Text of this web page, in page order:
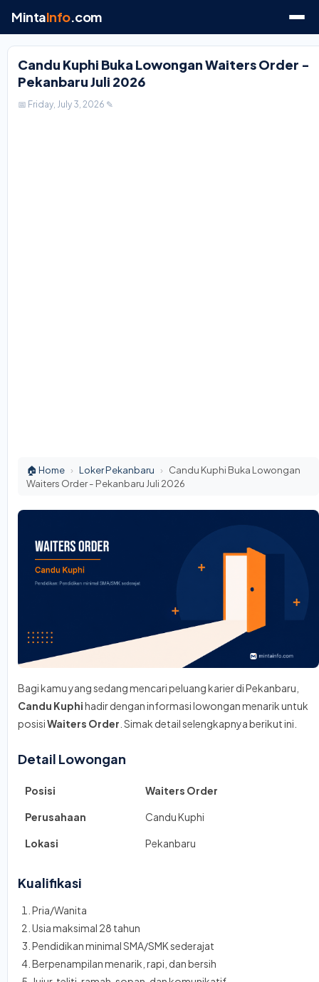
MintaInfo.com
Candu Kuphi Buka Lowongan Waiters Order -
Pekanbaru Juli 2026
📅 Friday, July 3, 2026 ✎
🏠 Home › Loker Pekanbaru › Candu Kuphi Buka Lowongan
Waiters Order - Pekanbaru Juli 2026
Bagi kamu yang sedang mencari peluang karier di Pekanbaru,
Candu Kuphihadir dengan informasi lowongan menarik untuk
posisiWaiters Order . Simak detail selengkapnya berikut ini.
Detail Lowongan
Posisi Waiters Order
Perusahaan Candu Kuphi
Lokasi Pekanbaru
Kualifikasi
Pria/Wanita
Usia maksimal 28 tahun
Pendidikan minimal SMA/SMK sederajat
Berpenampilan menarik, rapi, dan bersih